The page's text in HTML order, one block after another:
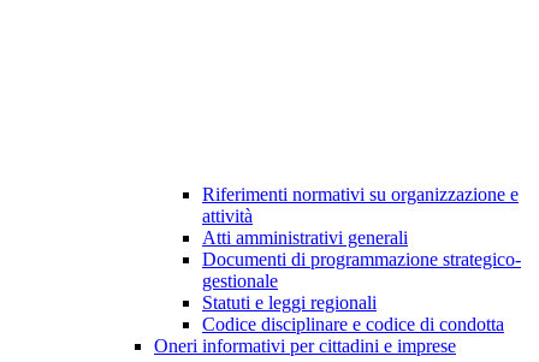
Riferimenti normativi su organizzazione e
attività
Atti amministrativi generali
Documenti di programmazione strategico-
gestionale
Statuti e leggi regionali
Codice disciplinare e codice di condotta
Oneri informativi per cittadini e imprese